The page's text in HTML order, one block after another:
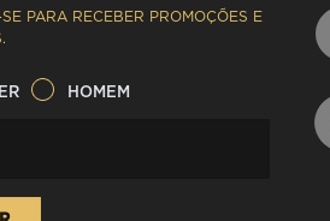
PARA RECEBER PROMOÇÕES E
HOMEM